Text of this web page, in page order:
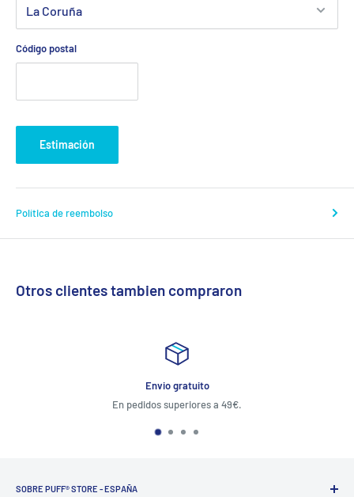
Código postal
Estimación
Política de reembolso
Otros clientes tambien compraron
En pedidos superiores a 49€.
SOBRE PUFF® STORE - ESPAÑA